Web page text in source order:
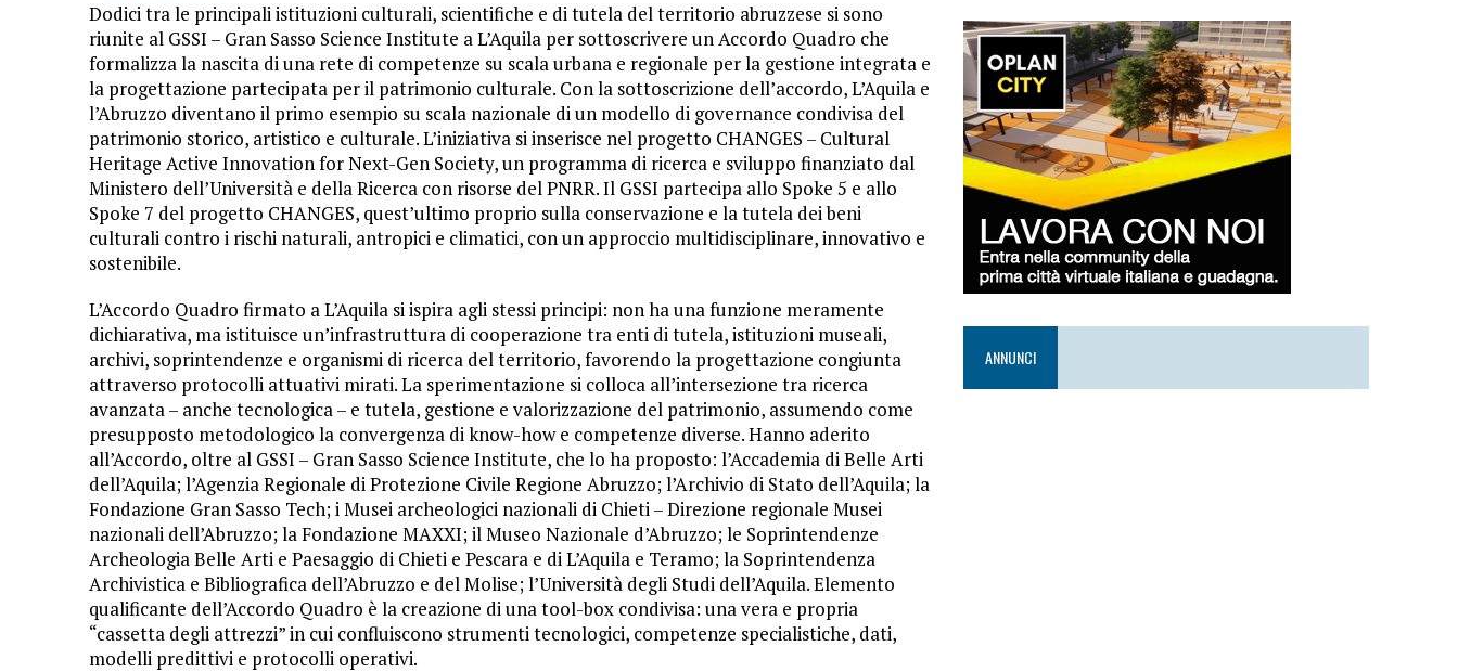
Dodici tra le principali istituzioni culturali, scientifiche e di tutela del territorio abruzzese si sono
riunite al GSSI – Gran Sasso Science Institute a L’Aquila per sottoscrivere un Accordo Quadro che
formalizza la nascita di una rete di competenze su scala urbana e regionale per la gestione integrata e
la progettazione partecipata per il patrimonio culturale. Con la sottoscrizione dell’accordo, L’Aquila e
l’Abruzzo diventano il primo esempio su scala nazionale di un modello di governance condivisa del
patrimonio storico, artistico e culturale. L’iniziativa si inserisce nel progetto CHANGES – Cultural
Heritage Active Innovation for Next-Gen Society, un programma di ricerca e sviluppo finanziato dal
Ministero dell’Università e della Ricerca con risorse del PNRR. Il GSSI partecipa allo Spoke 5 e allo
Spoke 7 del progetto CHANGES, quest’ultimo proprio sulla conservazione e la tutela dei beni
culturali contro i rischi naturali, antropici e climatici, con un approccio multidisciplinare, innovativo e
sostenibile.
L’Accordo Quadro firmato a L’Aquila si ispira agli stessi principi: non ha una funzione meramente
dichiarativa, ma istituisce un’infrastruttura di cooperazione tra enti di tutela, istituzioni museali,
archivi, soprintendenze e organismi di ricerca del territorio, favorendo la progettazione congiunta
attraverso protocolli attuativi mirati. La sperimentazione si colloca all’intersezione tra ricerca
avanzata – anche tecnologica – e tutela, gestione e valorizzazione del patrimonio, assumendo come
presupposto metodologico la convergenza di know-how e competenze diverse. Hanno aderito
all’Accordo, oltre al GSSI – Gran Sasso Science Institute, che lo ha proposto: l’Accademia di Belle Arti
dell’Aquila; l’Agenzia Regionale di Protezione Civile Regione Abruzzo; l’Archivio di Stato dell’Aquila; la
Fondazione Gran Sasso Tech; i Musei archeologici nazionali di Chieti – Direzione regionale Musei
nazionali dell’Abruzzo; la Fondazione MAXXI; il Museo Nazionale d’Abruzzo; le Soprintendenze
Archeologia Belle Arti e Paesaggio di Chieti e Pescara e di L’Aquila e Teramo; la Soprintendenza
Archivistica e Bibliografica dell’Abruzzo e del Molise; l’Università degli Studi dell’Aquila. Elemento
qualificante dell’Accordo Quadro è la creazione di una tool-box condivisa: una vera e propria
“cassetta degli attrezzi” in cui confluiscono strumenti tecnologici, competenze specialistiche, dati,
modelli predittivi e protocolli operativi.
ANNUNCI